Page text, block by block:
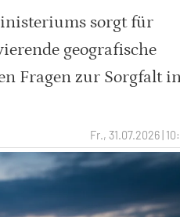
sorgt für
geografische
Fragen zur Sorgfalt
Fr., 31.07.2026 |